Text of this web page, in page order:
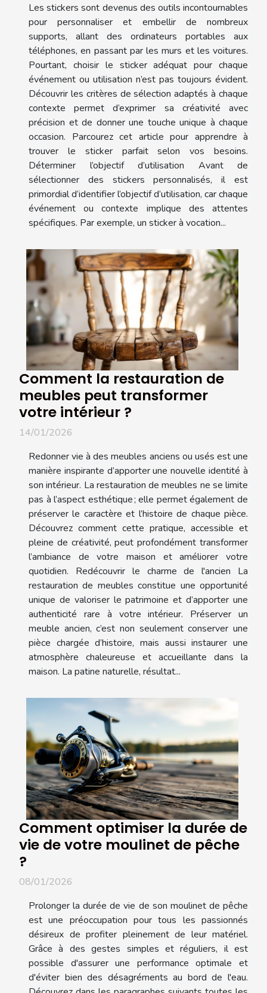
Les stickers sont devenus des outils incontournables
pour personnaliser et embellir de nombreux
supports, allant des ordinateurs portables aux
téléphones, en passant par les murs et les voitures.
Pourtant, choisir le sticker adéquat pour chaque
événement ou utilisation n’est pas toujours évident.
Découvrir les critères de sélection adaptés à chaque
contexte permet d’exprimer sa créativité avec
précision et de donner une touche unique à chaque
occasion. Parcourez cet article pour apprendre à
trouver le sticker parfait selon vos besoins.
Déterminer l’objectif d’utilisation Avant de
sélectionner des stickers personnalisés, il est
primordial d’identifier l’objectif d’utilisation, car chaque
événement ou contexte implique des attentes
spécifiques. Par exemple, un sticker à vocation...
Comment la restauration de
meubles peut transformer
votre intérieur ?
14/01/2026
Redonner vie à des meubles anciens ou usés est une
manière inspirante d’apporter une nouvelle identité à
son intérieur. La restauration de meubles ne se limite
pas à l’aspect esthétique ; elle permet également de
préserver le caractère et l’histoire de chaque pièce.
Découvrez comment cette pratique, accessible et
pleine de créativité, peut profondément transformer
l’ambiance de votre maison et améliorer votre
quotidien. Redécouvrir le charme de l'ancien La
restauration de meubles constitue une opportunité
unique de valoriser le patrimoine et d’apporter une
authenticité rare à votre intérieur. Préserver un
meuble ancien, c’est non seulement conserver une
pièce chargée d’histoire, mais aussi instaurer une
atmosphère chaleureuse et accueillante dans la
maison. La patine naturelle, résultat...
Comment optimiser la durée de
vie de votre moulinet de pêche
?
08/01/2026
Prolonger la durée de vie de son moulinet de pêche
est une préoccupation pour tous les passionnés
désireux de profiter pleinement de leur matériel.
Grâce à des gestes simples et réguliers, il est
possible d'assurer une performance optimale et
d'éviter bien des désagréments au bord de l'eau.